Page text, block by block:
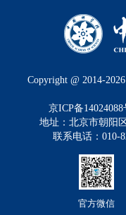
Copyright @ 2014-2026
京ICP备14024088
地址：北京市朝阳
联系电话：010-
官方微信